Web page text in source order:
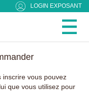
LOGIN EXPOSANT
inscrire vous pouvez
que vous utilisez pour